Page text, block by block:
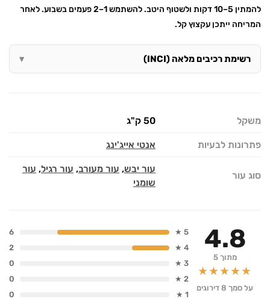
להמתין 5–10 דקות ולשטוף היטב. להשתמש 1–2 פעמים בשבוע. לאחר
המריחה ייתכן עקצוץ קל.
רשימת רכיבים מלאה (INCI)
משקל 50 ק"ג
פתרונות לבעיות אנטי אייג'ינג
סוג עור
עור יבש, עור מעורב, עור רגיל, עור
שומני
4.8
מתוך 5
★★★★★
על סמך 8 דירוגים
5 ★
6
4 ★
2
3 ★
0
2 ★
0
1 ★
0